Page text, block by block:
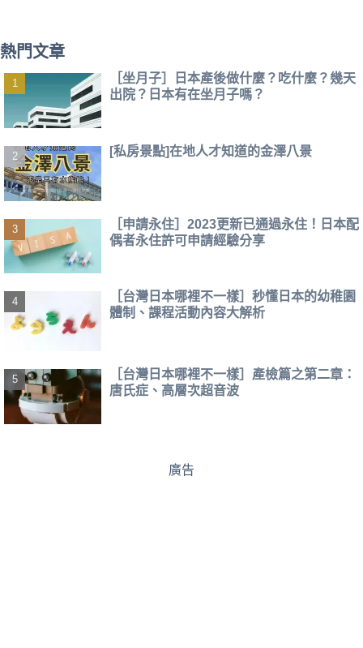
熱門文章
［坐月子］日本產後做什麼？吃什麼？幾天
出院？日本有在坐月子嗎？
[私房景點]在地人才知道的金澤八景
［申請永住］2023更新已通過永住！日本配
偶者永住許可申請經驗分享
［台灣日本哪裡不一樣］秒懂日本的幼稚園
體制、課程活動內容大解析
［台灣日本哪裡不一樣］產檢篇之第二章：
唐氏症、高層次超音波
廣告